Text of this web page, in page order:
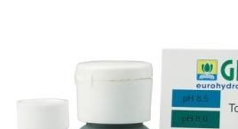
INICIO
NOVEDADES